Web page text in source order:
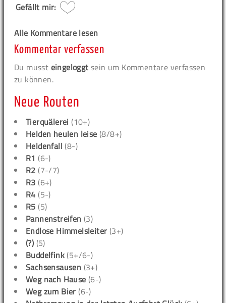
Gefällt mir:
Alle Kommentare lesen
Kommentar verfassen
Du musst eingeloggt sein um Kommentare verfassen
zu können.
Neue Routen
Tierquälerei (10+)
Helden heulen leise (8/8+)
Heldenfall (8-)
R1 (6-)
R2 (7-/7)
R3 (6+)
R4 (5-)
R5 (5)
Pannenstreifen (3)
Endlose Himmelsleiter (3+)
(?) (5)
Buddelfink (5+/6-)
Sachsensausen (3+)
Weg nach Hause (6-)
Weg zum Bier (6-)